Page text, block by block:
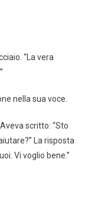
“La vera
nella sua voce.
scritto: “Sto
La risposta
Vi voglio bene.”